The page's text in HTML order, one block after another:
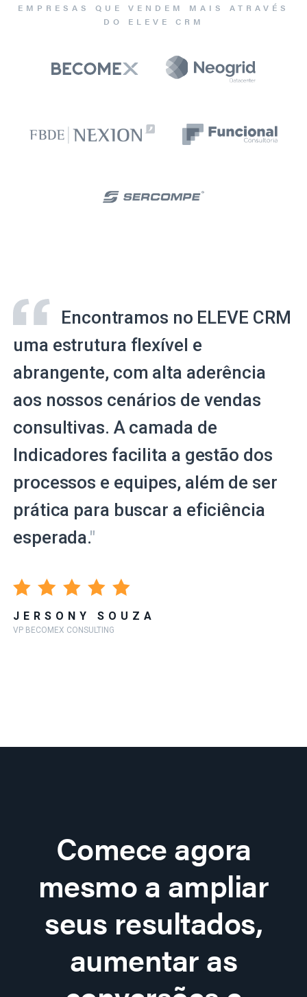
EMPRESAS QUE VENDEM MAIS ATRAVÉS
DO ELEVE CRM
Encontramos no ELEVE CRM
uma estrutura flexível e
abrangente, com alta aderência
aos nossos cenários de vendas
consultivas. A camada de
Indicadores facilita a gestão dos
processos e equipes, além de ser
prática para buscar a eficiência
esperada."
JERSONY SOUZA
VP BECOMEX CONSULTING
Comece agora
mesmo a ampliar
seus resultados,
aumentar as